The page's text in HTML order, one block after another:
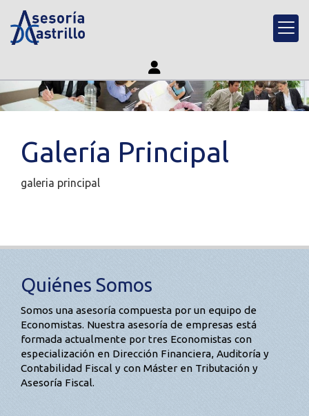
Galería Principal
galeria principal
Quiénes Somos
Somos una asesoría compuesta por un equipo de
Economistas. Nuestra asesoría de empresas está
formada actualmente por tres Economistas con
especialización en Dirección Financiera, Auditoría y
Contabilidad Fiscal y con Máster en Tributación y
Asesoría Fiscal.